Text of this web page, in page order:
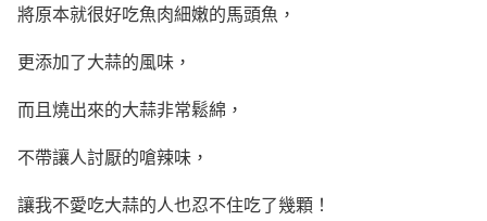
將原本就很好吃魚肉細嫩的馬頭魚，
更添加了大蒜的風味，
而且燒出來的大蒜非常鬆綿，
不帶讓人討厭的嗆辣味，
讓我不愛吃大蒜的人也忍不住吃了幾顆！